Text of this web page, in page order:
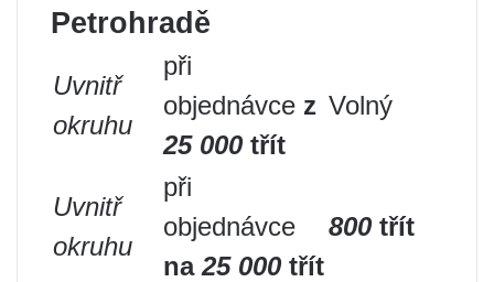
Petrohradě
Uvnitř
okruhu
při
objednávce z
25 000 třít
Volný
Uvnitř
okruhu
při
objednávce
na 25 000 třít
800 třít